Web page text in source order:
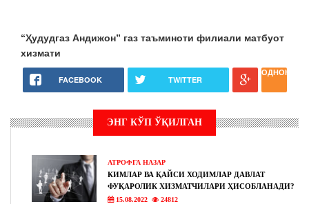
“Ҳудудгаз Андижон” газ таъминоти филиали матбуот
хизмати
FACEBOOK TWITTER
ЭНГ КЎП ЎҚИЛГАН
АТРОФГА НАЗАР
КИМЛАР ВА ҚАЙСИ ХОДИМЛАР ДАВЛАТ
ФУҚАРОЛИК ХИЗМАТЧИЛАРИ ҲИСОБЛАНАДИ?
15.08.2022 24812